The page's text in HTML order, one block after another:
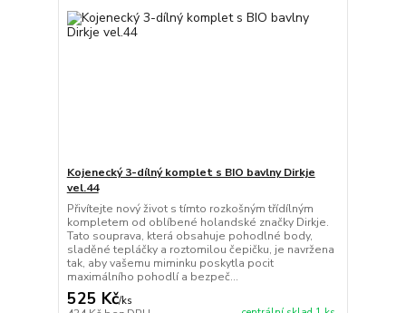
Kojenecký 3-dílný komplet s BIO bavlny Dirkje
vel.44
Přivítejte nový život s tímto rozkošným třídílným
kompletem od oblíbené holandské značky Dirkje.
Tato souprava, která obsahuje pohodlné body,
sladěné tepláčky a roztomilou čepičku, je navržena
tak, aby vašemu miminku poskytla pocit
maximálního pohodlí a bezpeč...
525 Kč/ks